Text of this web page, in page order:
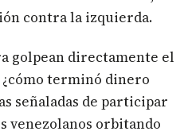
contra la izquierda.
golpean directamente el
¿cómo terminó dinero
señaladas de participar
venezolanos orbitando